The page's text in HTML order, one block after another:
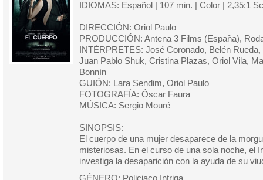
IDIOMAS: Español | 107 min. | Color | 2,35:1
DIRECCIÓN: Oriol Paulo
PRODUCCIÓN: Antena 3 Films (España),
INTÉRPRETES: José Coronado, Belén
Juan Pablo Shuk, Cristina Plazas, Oriol Vila,
Bonnín
GUIÓN: Lara Sendim, Oriol Paulo
FOTOGRAFÍA: Óscar Faura
MÚSICA: Sergio Mouré
SINOPSIS:
El cuerpo de una mujer desaparece de la
misteriosas. En el curso de una sola noche, el
investiga la desaparición con la ayuda de su